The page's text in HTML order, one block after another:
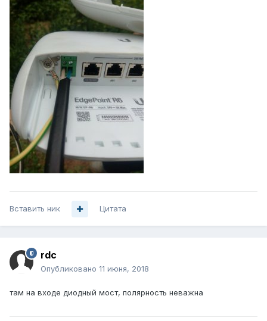
Вставить ник Цитата
rdc
Опубликовано 11 июня, 2018
там на входе диодный мост, полярность неважна